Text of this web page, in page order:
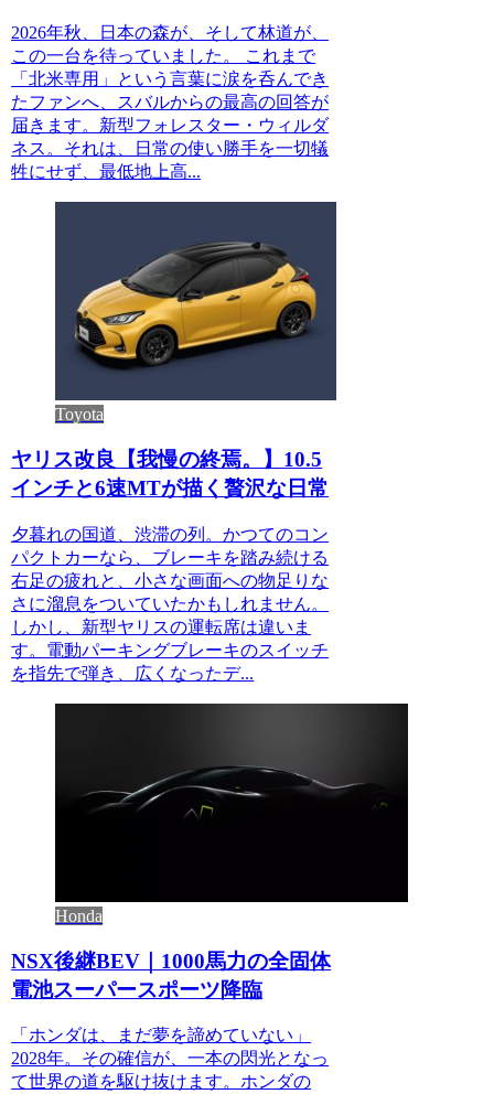
2026年秋、日本の森が、そして林道が、
この一台を待っていました。 これまで
「北米専用」という言葉に涙を呑んでき
たファンへ、スバルからの最高の回答が
届きます。新型フォレスター・ウィルダ
ネス。それは、日常の使い勝手を一切犠
牲にせず、最低地上高...
Toyota
ヤリス改良【我慢の終焉。】10.5
インチと6速MTが描く贅沢な日常
夕暮れの国道、渋滞の列。かつてのコン
パクトカーなら、ブレーキを踏み続ける
右足の疲れと、小さな画面への物足りな
さに溜息をついていたかもしれません。
しかし、新型ヤリスの運転席は違いま
す。電動パーキングブレーキのスイッチ
を指先で弾き、広くなったデ...
Honda
NSX後継BEV｜1000馬力の全固体
電池スーパースポーツ降臨
「ホンダは、まだ夢を諦めていない」
2028年。その確信が、一本の閃光となっ
て世界の道を駆け抜けます。ホンダの